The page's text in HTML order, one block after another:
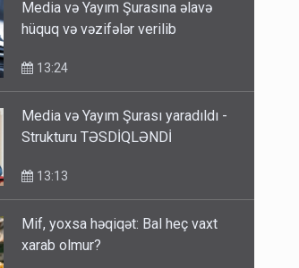
hüquq və vəzifələr verilib
Media və Yayım Şurası yaradıldı -
Strukturu TƏSDİQLƏNDİ
Mif, yoxsa həqiqət: Bal heç vaxt
xarab olmur?